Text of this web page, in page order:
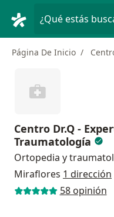
¿Qué estás
Página De Inicio
Centro Dr.Q -
Traumatología
Ortopedia y
Miraflores 1 dirección
58 opinión